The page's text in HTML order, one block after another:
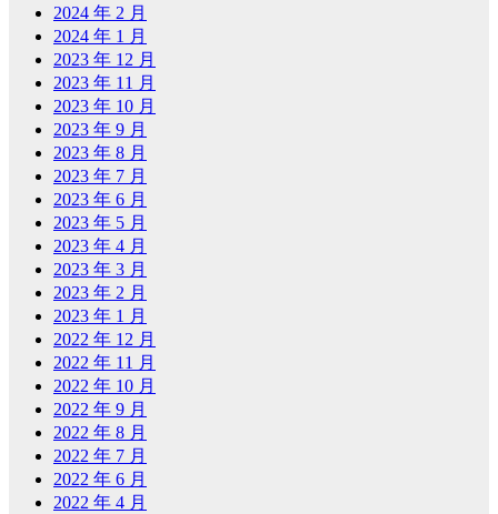
2024 年 2 月
2024 年 1 月
2023 年 12 月
2023 年 11 月
2023 年 10 月
2023 年 9 月
2023 年 8 月
2023 年 7 月
2023 年 6 月
2023 年 5 月
2023 年 4 月
2023 年 3 月
2023 年 2 月
2023 年 1 月
2022 年 12 月
2022 年 11 月
2022 年 10 月
2022 年 9 月
2022 年 8 月
2022 年 7 月
2022 年 6 月
2022 年 4 月